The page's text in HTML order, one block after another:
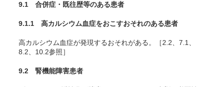
9.1 合併症・既往歴等のある患者
9.1.1 高カルシウム血症をおこすおそれのある患者
高カルシウム血症が発現するおそれがある。［2.2、7.1、
8.2、10.2参照］
9.2 腎機能障害患者